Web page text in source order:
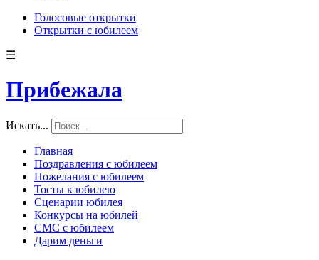
Голосовые открытки
Открытки с юбилеем
☰
Прибежала
Искать...
Главная
Поздравления с юбилеем
Пожелания с юбилеем
Тосты к юбилею
Сценарии юбилея
Конкурсы на юбилей
СМС с юбилеем
Дарим деньги